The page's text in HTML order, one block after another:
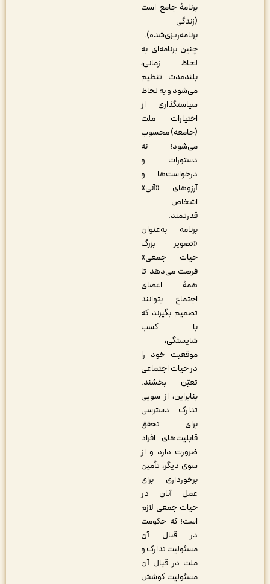
برنامۀ جامع است
برنامه‌ریزی‌شده).
چنین برنامه‌ای به
لحاظ زمانی،
بلندمدت تنظیم
می‌شود و به لحاظ
سیاست‎گذاری از
اختیارات ملت
(جامعه) محسوب
می‌شود؛ نه
دستورات و
درخواست‌ها و
آرزوهای «آنی»
قدرتمند.
برنامه به‌عنوان
«تصویر بزرگ
حیات جمعی»
فرصت می‌دهد تا
همۀ اعضای
اجتماع بتوانند
تصمیم بگیرند که
با کسب
شایستگی،
موقعیت خود را
در حیات اجتماعی
تعیّن بخشند.
بنابراین، از سویی
تدارک دسترسی
برای تحقق
قابلیت‌های افراد
ضرورت دارد و از
سوی دیگر، تأمین
برخورداری برای
عمل آنان در
حیات جمعی لازم
است؛ که حکومت
در قبال آن
مسئولیت تدارک و
ملت در قبال آن
مسئولیت کوشش